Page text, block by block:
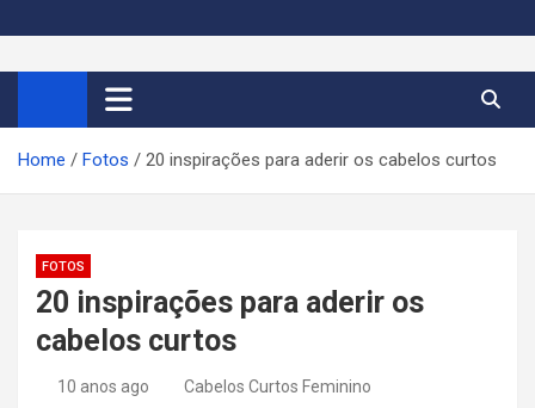
i
t
c
Cortes de Cabelo Curto
Feminino 2026
Moda e tendências dos cabelos curtos femininos 2026
Home Fotos 20 inspirações para aderir os cabelos curtos
FOTOS
20 inspirações para aderir os
cabelos curtos
10 anos ago Cabelos Curtos Feminino